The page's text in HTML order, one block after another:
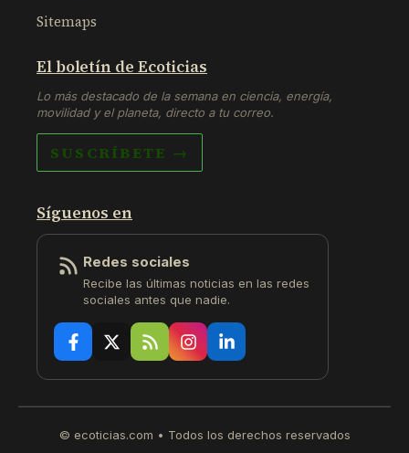
Sitemaps
El boletín de Ecoticias
Lo más destacado de la semana en ciencia, energía,
movilidad y el planeta, directo a tu correo.
SUSCRÍBETE →
Síguenos en
Redes sociales
Recibe las últimas noticias en las redes
sociales antes que nadie.
© ecoticias.com • Todos los derechos reservados